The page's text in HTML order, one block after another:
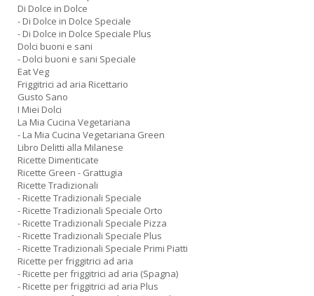
Di Dolce in Dolce
- Di Dolce in Dolce Speciale
- Di Dolce in Dolce Speciale Plus
Dolci buoni e sani
- Dolci buoni e sani Speciale
Eat Veg
Friggitrici ad aria Ricettario
Gusto Sano
I Miei Dolci
La Mia Cucina Vegetariana
- La Mia Cucina Vegetariana Green
Libro Delitti alla Milanese
Ricette Dimenticate
Ricette Green - Grattugia
Ricette Tradizionali
- Ricette Tradizionali Speciale
- Ricette Tradizionali Speciale Orto
- Ricette Tradizionali Speciale Pizza
- Ricette Tradizionali Speciale Plus
- Ricette Tradizionali Speciale Primi Piatti
Ricette per friggitrici ad aria
- Ricette per friggitrici ad aria (Spagna)
- Ricette per friggitrici ad aria Plus